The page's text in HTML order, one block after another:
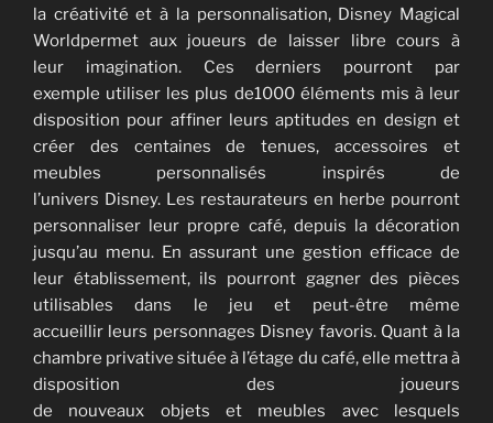
la créativité et à la personnalisation, Disney Magical
Worldpermet aux joueurs de laisser libre cours à
leur imagination. Ces derniers pourront par
exemple utiliser les plus de1000 éléments mis à leur
disposition pour affiner leurs aptitudes en design et
créer des centaines de tenues, accessoires et
meubles personnalisés inspirés de
l’univers Disney. Les restaurateurs en herbe pourront
personnaliser leur propre café, depuis la décoration
jusqu’au menu. En assurant une gestion efficace de
leur établissement, ils pourront gagner des pièces
utilisables dans le jeu et peut-être même
accueillir leurs personnages Disney favoris. Quant à la
chambre privative située à l’étage du café, elle mettra à
disposition des joueurs
de nouveaux objets et meubles avec lesquels